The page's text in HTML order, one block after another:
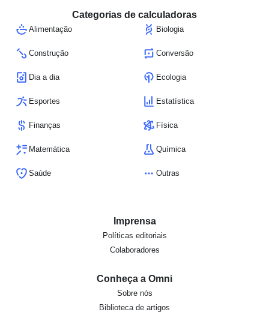
Categorias de calculadoras
Alimentação Biologia
Construção Conversão
Dia a dia Ecologia
Esportes Estatística
Finanças Física
Matemática Química
Saúde Outras
Imprensa
Políticas editoriais
Colaboradores
Conheça a Omni
Sobre nós
Biblioteca de artigos